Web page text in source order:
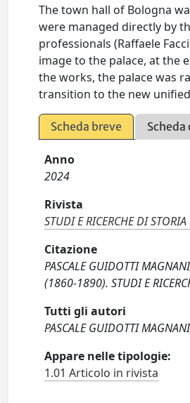
The town hall of Bologna
were managed directly by
professionals (Raffaele
image to the palace, at the
the works, the palace was
transition to the new
Scheda breve
Anno
2024
Rivista
STUDI E RICERCHE DI
Citazione
PASCALE GUIDOTTI
(1860-1890). STUDI E
Tutti gli autori
PASCALE GUIDOTTI
Appare nelle tipologie:
1.01 Articolo in rivista